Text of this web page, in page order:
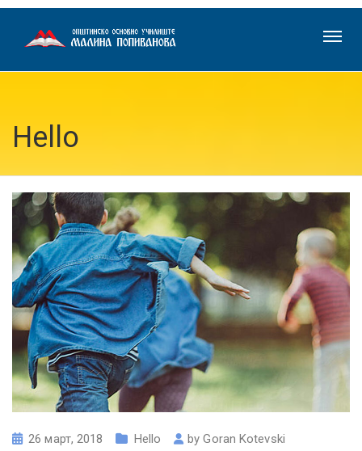
Hello
26 март, 2018 Hello byGoran Kotevski